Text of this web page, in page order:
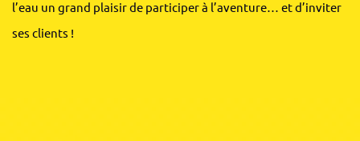
l’eau un grand plaisir de participer à l’aventure… et d’inviter
ses clients !